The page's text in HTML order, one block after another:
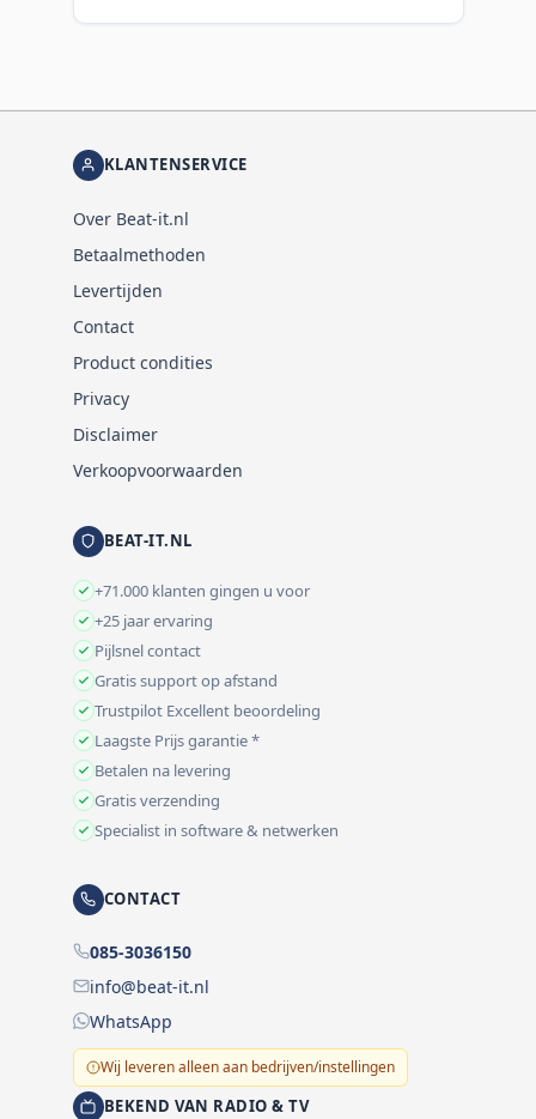
KLANTENSERVICE
Over Beat-it.nl
Betaalmethoden
Levertijden
Contact
Product condities
Privacy
Disclaimer
Verkoopvoorwaarden
BEAT-IT.NL
+71.000 klanten gingen u voor
+25 jaar ervaring
Pijlsnel contact
Gratis support op afstand
Trustpilot Excellent beoordeling
Laagste Prijs garantie *
Betalen na levering
Gratis verzending
Specialist in software & netwerken
CONTACT
085-3036150
info@beat-it.nl
WhatsApp
Wij leveren alleen aan bedrijven/instellingen
BEKEND VAN RADIO & TV